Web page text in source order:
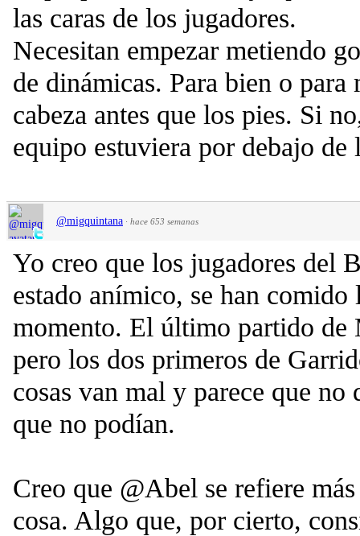
las caras de los jugadores.
Necesitan empezar metiendo
de dinámicas. Para bien o
cabeza antes que los pies. Si
equipo estuviera por debajo de
@migquintana · hace 653 semanas
Yo creo que los jugadores del
estado anímico, se han comido
momento. El último partido de
pero los dos primeros de
cosas van mal y parece que no
que no podían.
Creo que @Abel se refiere
cosa. Algo que, por cierto,